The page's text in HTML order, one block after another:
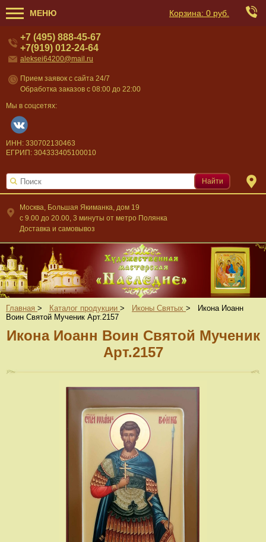
МЕНЮ Корзина: 0 руб.
Москва, Большая Якиманка, дом 19
c 9.00 до 20.00, 3 минуты от метро Полянка
Доставка и самовывоз
+7 (495) 888-45-67
+7(919) 012-24-64
aleksei64200@mail.ru
Прием заявок с сайта 24/7
Обработка заказов с 08:00 до 22:00
Мы в соцсетях:
ИНН: 330702130463
ЕГРИП: 304333405100010
Найти
Главная > Каталог продукции > Иконы Святых >
Икона Иоанн
Воин Святой Мученик Арт.2157
Икона Иоанн Воин Святой Мученик
Арт.2157